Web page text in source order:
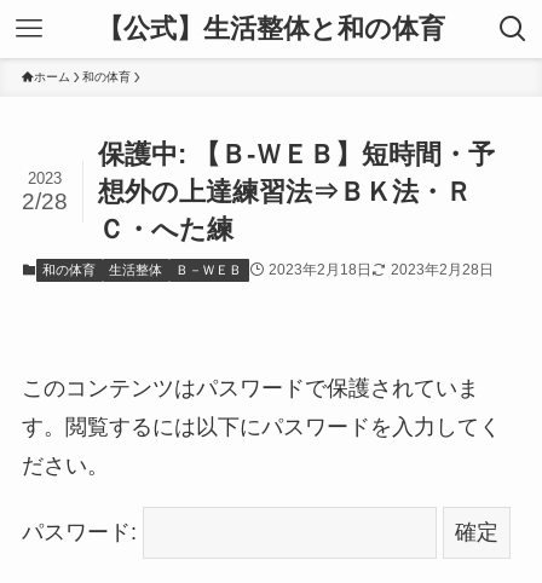
【公式】生活整体と和の体育
ホーム 和の体育
保護中: 【Ｂ-ＷＥＢ】短時間・予
想外の上達練習法⇒ＢＫ法・Ｒ
Ｃ・へた練
2023
2/28
和の体育 生活整体 Ｂ－ＷＥＢ 2023年2月18日 2023年2月28日
このコンテンツはパスワードで保護されていま
す。閲覧するには以下にパスワードを入力してく
ださい。
パスワード: